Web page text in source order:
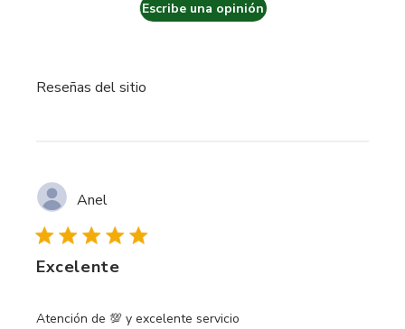
Escribe una opinión
Reseñas del sitio
Anel
Excelente
Atención de 💯 y excelente servicio
read more about review content